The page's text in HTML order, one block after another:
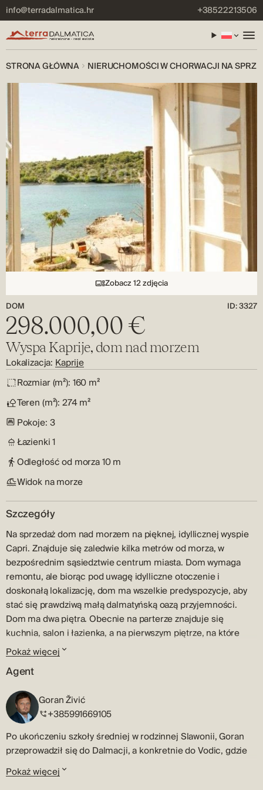
info@terradalmatica.hr +38522213506
STRONA GŁÓWNA NIERUCHOMOŚCI W CHORWACJI NA
Zobacz 12 zdjęcia
DOM
ID: 3327
298.000,00 €
Wyspa Kaprije, dom nad morzem
Lokalizacja: Kaprije
Rozmiar (m²): 160 m²
Teren (m²): 274 m²
Pokoje: 3
Łazienki1
Odległość od morza10 m
Widok na morze
Szczegóły
Na sprzedaż dom nad morzem na pięknej, idyllicznej wyspie
Capri. Znajduje się zaledwie kilka metrów od morza, w
bezpośrednim sąsiedztwie centrum miasta. Dom wymaga
remontu, ale biorąc pod uwagę idylliczne otoczenie i
doskonałą lokalizację, dom ma wszelkie predyspozycje, aby
stać się prawdziwą małą dalmatyńską oazą przyjemności.
Dom ma dwa piętra. Obecnie na parterze znajduje się
kuchnia, salon i łazienka, a na pierwszym piętrze, na które
prowadzą zewnętrzne schody, znajdują się trzy sypialnie.
Obok domu znajduje się pensjonat, mały budynek
pomocniczy i grill, a przed domem ogród z wystarczającą
ilością miejsca na ewentualną budowę basenu. Kaprije to
wyspa położona w archipelagu szybenickim. Miasto Kaprije
na wyspie o tej samej nazwie jest schowane w zatoce i jest
naturalnie chronione przed silnymi wiatrami, dlatego jest
ulubionym miejscem kotwiczenia wielu żeglarzy. Kaprije to
wyspa wolna od samochodów, idealna na wakacje i ucieczkę
od zgiełku miasta. Skontaktuj się z naszym agentem i umów
Pokaż więcej
Agent
Goran Živić
+385991669105
Po ukończeniu szkoły średniej w rodzinnej Slawonii, Goran
przeprowadził się do Dalmacji, a konkretnie do Vodic, gdzie
rozpoczął swoją drogę w branży sprzedaży i pośrednictwa w
kupnie i sprzedaży nieruchomości – drogę, która trwa już
Pokaż więcej